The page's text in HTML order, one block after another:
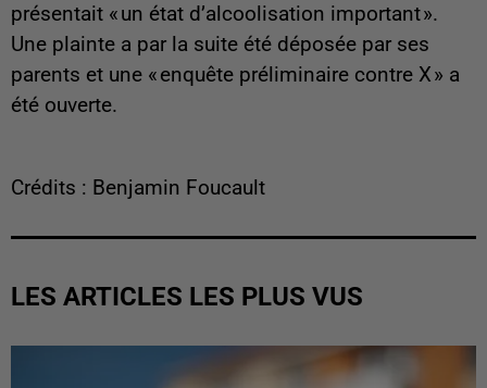
présentait « un état d’alcoolisation important ».
Une plainte a par la suite été déposée par ses
parents et une « enquête préliminaire contre X » a
été ouverte.
Crédits : Benjamin Foucault
LES ARTICLES LES PLUS VUS